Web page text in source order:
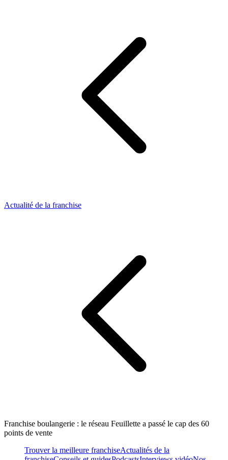
Actualité de la franchise
Franchise boulangerie : le réseau Feuillette a passé le cap des 60
points de vente
Trouver la meilleure franchiseActualités de la